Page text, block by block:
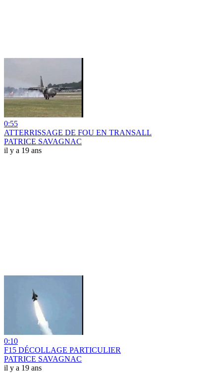
0:55
ATTERRISSAGE DE FOU EN TRANSALL
PATRICE SAVAGNAC
il y a 19 ans
0:10
F15 DÉCOLLAGE PARTICULIER
PATRICE SAVAGNAC
il y a 19 ans